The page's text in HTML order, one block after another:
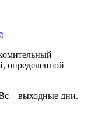
определенной
– выходные дни.